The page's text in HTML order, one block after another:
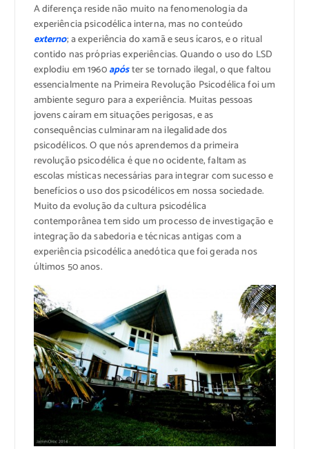
A diferença reside não muito na fenomenologia da
experiência psicodélica interna, mas no conteúdo
externo; a experiência do xamã e seus ícaros, e o ritual
contido nas próprias experiências. Quando o uso do LSD
explodiu em 1960apóster se tornado ilegal, o que faltou
essencialmente na Primeira Revolução Psicodélica foi um
ambiente seguro para a experiência. Muitas pessoas
jovens caíram em situações perigosas, e as
consequências culminaram na ilegalidade dos
psicodélicos. O que nós aprendemos da primeira
revolução psicodélica é que no ocidente, faltam as
escolas místicas necessárias para integrar com sucesso e
benefícios o uso dos psicodélicos em nossa sociedade.
Muito da evolução da cultura psicodélica
contemporânea tem sido um processo de investigação e
integração da sabedoria e técnicas antigas com a
experiência psicodélica anedótica que foi gerada nos
últimos 50 anos.